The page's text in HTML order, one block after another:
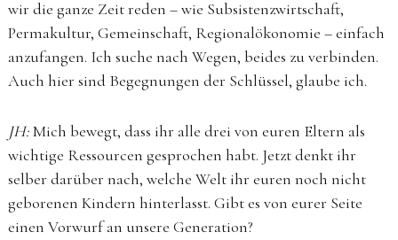
wir die ganze Zeit reden – wie Subsistenzwirtschaft,
Permakultur, Gemeinschaft, Regionalökonomie – einfach
anzufangen. Ich suche nach Wegen, beides zu verbinden.
Auch hier sind Begegnungen der Schlüssel, glaube ich.
JH:Mich bewegt, dass ihr alle drei von euren Eltern als
wichtige Ressourcen gesprochen habt. Jetzt denkt ihr
selber darüber nach, welche Welt ihr euren noch nicht
geborenen Kindern hinterlasst. Gibt es von eurer Seite
einen Vorwurf an unsere Generation?